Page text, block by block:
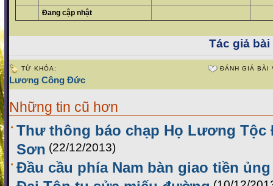
Đang cập nhật
Tác giả bài
TỪ KHÓA:
Lương Công Đức
ĐÁNH GIÁ BÀI
Những tin cũ hơn
Thư thông báo chạp Họ Lương Tộc
Sơn (22/12/2013)
Đầu cầu phía Nam bàn giao tiền